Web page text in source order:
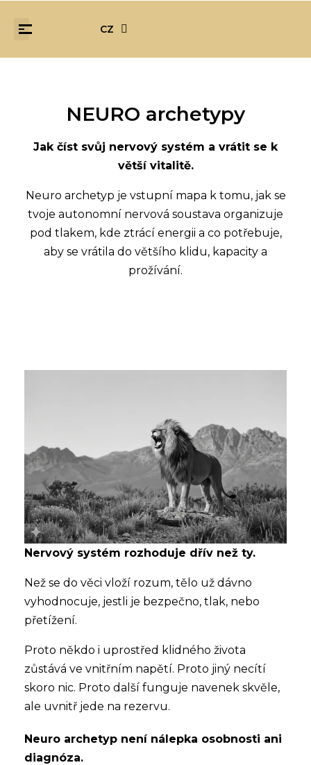
CZ
NEURO archetypy
Jak číst svůj nervový systém a vrátit se k
větší vitalitě.
Neuro archetyp je vstupní mapa k tomu, jak se
tvoje autonomní nervová soustava organizuje
pod tlakem, kde ztrácí energii a co potřebuje,
aby se vrátila do většího klidu, kapacity a
prožívání.
Nervový systém rozhoduje dřív než ty.
Než se do věci vloží rozum, tělo už dávno
vyhodnocuje, jestli je bezpečno, tlak, nebo
přetížení.
Proto někdo i uprostřed klidného života
zůstává ve vnitřním napětí. Proto jiný necítí
skoro nic. Proto další funguje navenek skvěle,
ale uvnitř jede na rezervu.
Neuro archetyp není nálepka osobnosti ani
diagnóza.